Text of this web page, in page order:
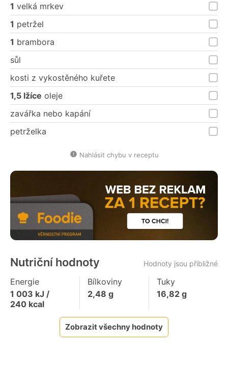
1 velká mrkev
1 petržel
1 brambora
sůl
kosti z vykostěného kuřete
1,5 lžíce oleje
zavářka nebo kapání
petrželka
Nahlásit chybu v receptu
Nutriční hodnoty Hodnoty jsou přibližné
Energie
1 003 kJ /
240 kcal
Bílkoviny
2,48 g
Tuky
16,82g
Zobrazit všechny hodnoty